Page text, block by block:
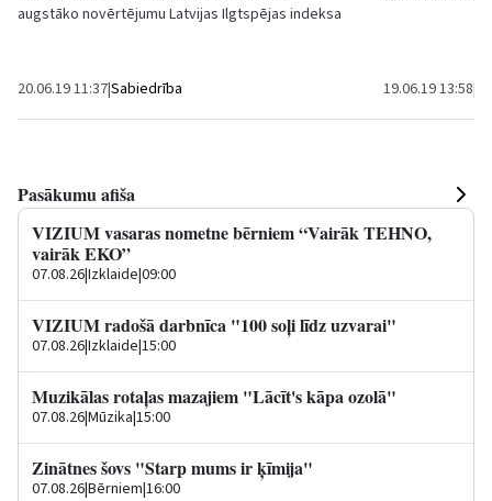
augstāko novērtējumu Latvijas Ilgtspējas indeksa
20.06.19 11:37|Sabiedrība 19.06.19 13:58|
Pasākumu afiša
VIZIUM vasaras nometne bērniem “Vairāk TEHNO,
vairāk EKO”
07.08.26|Izklaide|09:00
VIZIUM radošā darbnīca "100 soļi līdz uzvarai"
07.08.26|Izklaide|15:00
Muzikālas rotaļas mazajiem "Lācīt's kāpa ozolā"
07.08.26|Mūzika|15:00
Zinātnes šovs "Starp mums ir ķīmija"
07.08.26|Bērniem|16:00